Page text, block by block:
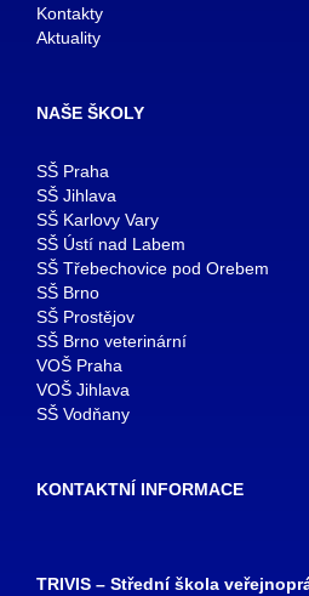
Kontakty
Aktuality
NAŠE ŠKOLY
SŠ Praha
SŠ Jihlava
SŠ Karlovy Vary
SŠ Ústí nad Labem
SŠ Třebechovice pod Orebem
SŠ Brno
SŠ Prostějov
SŠ Brno veterinární
VOŠ Praha
VOŠ Jihlava
SŠ Vodňany
KONTAKTNÍ INFORMACE
TRIVIS – Střední škola